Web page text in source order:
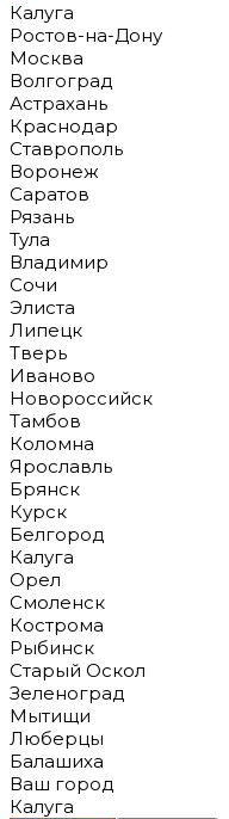
Калуга
Ростов-на-Дону
Москва
Волгоград
Астрахань
Краснодар
Ставрополь
Воронеж
Саратов
Рязань
Тула
Владимир
Сочи
Элиста
Липецк
Тверь
Иваново
Новороссийск
Тамбов
Коломна
Ярославль
Брянск
Курск
Белгород
Калуга
Орел
Смоленск
Кострома
Рыбинск
Старый Оскол
Зеленоград
Мытищи
Люберцы
Балашиха
Ваш город
Калуга